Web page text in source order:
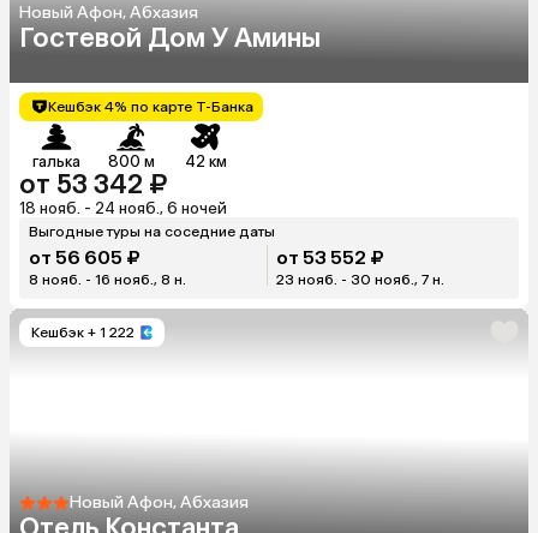
Новый Афон, Абхазия
Гостевой Дом У Амины
Кешбэк 4% по карте Т-Банка
галька 800 м 42 км
от 53 342 ₽
18 нояб. - 24 нояб., 6 ночей
Выгодные туры на соседние даты
от 56 605 ₽
8 нояб. - 16 нояб., 8 н.
от 53 552 ₽
23 нояб. - 30 нояб., 7 н.
Кешбэк + 1 222
Новый Афон, Абхазия